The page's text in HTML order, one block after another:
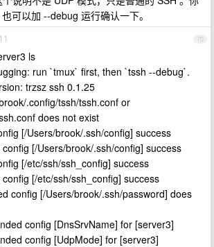
可以加 --debug 运行确认一下。
70
ls
run `tmux` first, then `tssh --debug`.
trzsz ssh 0.1.25
.config/tssh/tssh.conf or
does not exist
[/Users/brook/.ssh/config] success
[/Users/brook/.ssh/config] success
[/etc/ssh/ssh_config] success
[/etc/ssh/ssh_config] success
config [/Users/brook/.ssh/password] does
config [DnsSrvName] for [server3]
config [UdpMode] for [server3]